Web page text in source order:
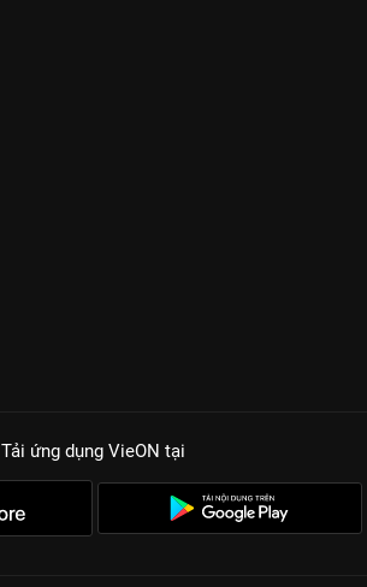
Tải ứng dụng VieON tại